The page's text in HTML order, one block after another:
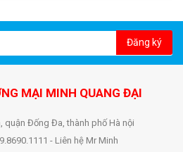
Đăng ký
MẠI MINH QUANG ĐẠI
quận Đống Đa, thành phố Hà nội
- Liên hệ Mr Minh